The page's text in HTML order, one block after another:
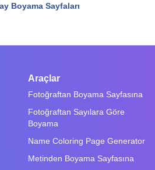
Boyama Sayfaları
Araçlar
Fotoğraftan Boyama Sayfasına
Fotoğraftan Sayılara Göre
Boyama
Name Coloring Page Generator
Metinden Boyama Sayfasına